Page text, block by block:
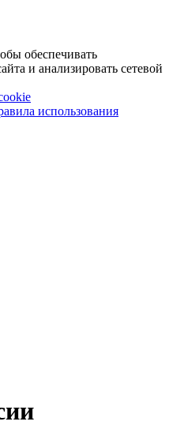
обеспечивать
и анализировать сетевой
использования